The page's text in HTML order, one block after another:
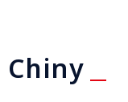
Chiny